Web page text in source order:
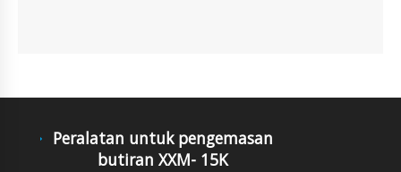
Peralatan untuk pengemasan
butiran XXM- 15K